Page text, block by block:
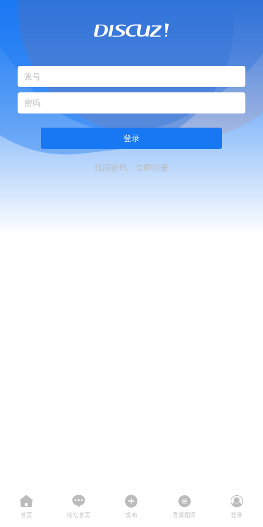
登录
找回密码 立即注册
首页 论坛首页 发布 香菜图库 登录